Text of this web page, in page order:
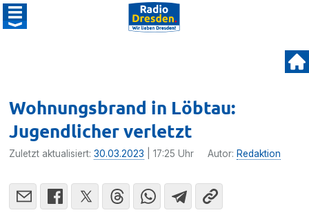
Wohnungsbrand in Löbtau:
Jugendlicher verletzt
Zuletzt aktualisiert:30.03.2023 | 17:25 Uhr Autor: Redaktion